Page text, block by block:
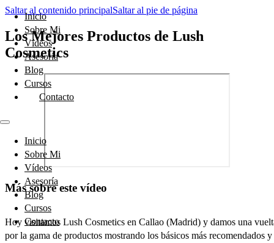
Saltar al contenido principalSaltar al pie de página
Inicio
Sobre Mi
Vídeos
Asesoría
Blog
Cursos
Contacto
Inicio
Sobre Mi
Vídeos
Asesoría
Blog
Cursos
Contacto
Los Mejores Productos de Lush
Cosmetics
Más sobre este vídeo
Hoy visitamos Lush Cosmetics en Callao (Madrid) y damos una
por la gama de productos mostrando los básicos más recomendados y